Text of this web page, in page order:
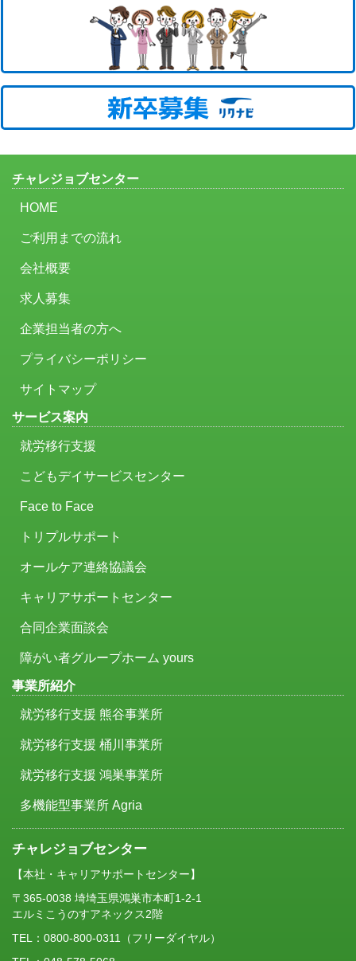
チャレジョブセンター
HOME
ご利用までの流れ
会社概要
求人募集
企業担当者の方へ
プライバシーポリシー
サイトマップ
サービス案内
就労移行支援
こどもデイサービスセンター
Face to Face
トリプルサポート
オールケア連絡協議会
キャリアサポートセンター
合同企業面談会
障がい者グループホーム yours
事業所紹介
就労移行支援 熊谷事業所
就労移行支援 桶川事業所
就労移行支援 鴻巣事業所
多機能型事業所 Agria
チャレジョブセンター
【本社・キャリアサポートセンター】
〒365-0038 埼埼玉県鴻巣市本町1-2-1
エルミこうのすアネックス2階
TEL： 0800-800-0311
（フリーダイヤル）